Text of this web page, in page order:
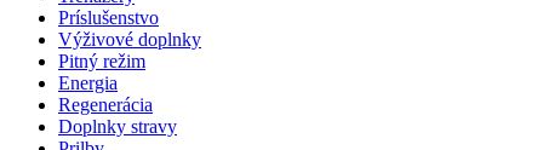
Príslušenstvo
Výživové doplnky
Pitný režim
Energia
Regenerácia
Doplnky stravy